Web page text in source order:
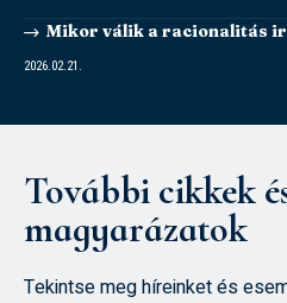
Mikor válik a racionalitás
2026.02.21.
További cikkek
magyarázatok
Tekintse meg híreinket és